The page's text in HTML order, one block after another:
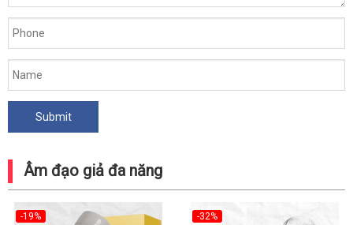
Âm đạo giả đa năng
-19%
-32%